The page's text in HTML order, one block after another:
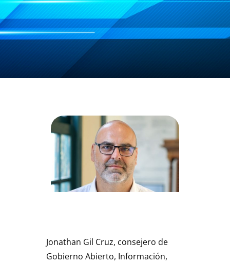
Jonathan Gil Cruz, consejero de
Gobierno Abierto, Información,